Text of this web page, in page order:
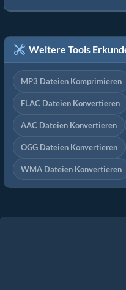
Weitere Tools
MP3 Dateien Komprimieren
FLAC Dateien Konvertieren
AAC Dateien Konvertieren
OGG Dateien Konvertieren
WMA Dateien Konvertieren